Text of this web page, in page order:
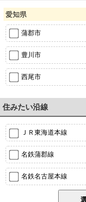
愛知県
蒲郡市
豊川市
西尾市
住みたい沿線
ＪＲ東海道本線
名鉄蒲郡線
名鉄名古屋本線